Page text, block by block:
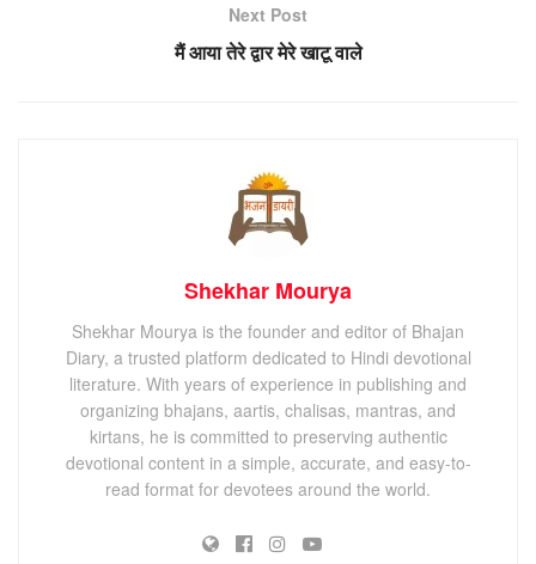
Next Post
मैं आया तेरे द्वार मेरे खाटू वाले
Shekhar Mourya
Shekhar Mourya is the founder and editor of Bhajan
Diary, a trusted platform dedicated to Hindi devotional
literature. With years of experience in publishing and
organizing bhajans, aartis, chalisas, mantras, and
kirtans, he is committed to preserving authentic
devotional content in a simple, accurate, and easy-to-
read format for devotees around the world.